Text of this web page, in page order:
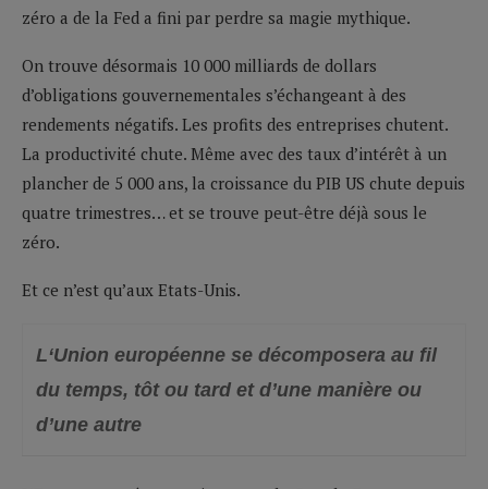
zéro a de la Fed a fini par perdre sa magie mythique.
On trouve désormais 10 000 milliards de dollars
d’obligations gouvernementales s’échangeant à des
rendements négatifs. Les profits des entreprises chutent.
La productivité chute. Même avec des taux d’intérêt à un
plancher de 5 000 ans, la croissance du PIB US chute depuis
quatre trimestres… et se trouve peut-être déjà sous le
zéro.
Et ce n’est qu’aux Etats-Unis.
L‘Union européenne se décomposera au fil
du temps, tôt ou tard et d’une manière ou
d’une autre